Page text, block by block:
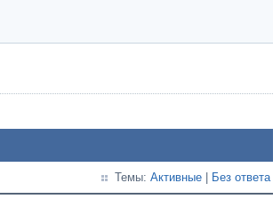
Темы: Активные Без ответа